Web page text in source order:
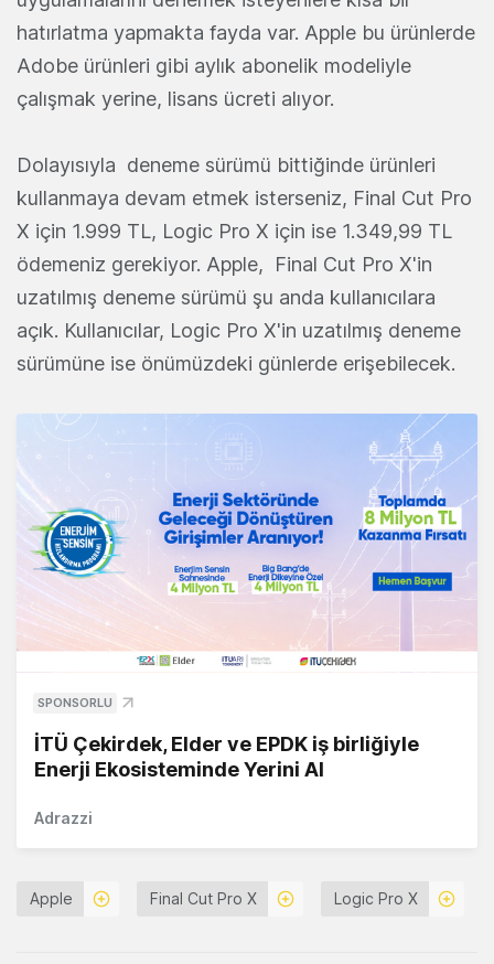
hatırlatma yapmakta fayda var. Apple bu ürünlerde
Adobe ürünleri gibi aylık abonelik modeliyle
çalışmak yerine, lisans ücreti alıyor.
Dolayısıyla deneme sürümü bittiğinde ürünleri
kullanmaya devam etmek isterseniz, Final Cut Pro
X için 1.999 TL, Logic Pro X için ise 1.349,99 TL
ödemeniz gerekiyor. Apple, Final Cut Pro X'in
uzatılmış deneme sürümü şu anda kullanıcılara
açık. Kullanıcılar, Logic Pro X'in uzatılmış deneme
sürümüne ise önümüzdeki günlerde erişebilecek.
SPONSORLU
İTÜ Çekirdek, Elder ve EPDK iş birliğiyle
Enerji Ekosisteminde Yerini Al
Adrazzi
Apple Final Cut Pro X Logic Pro X